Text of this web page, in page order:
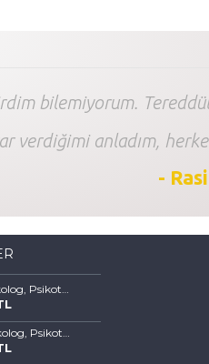
bilemiyorum.
verdiğimi anladım,
-
psk119 Psikolog, Psikoterapi ve Psikiyatri Merkezi, Terapi Odası Tablosu Sanatla Terapi
psk118 Psikolog, Psikoterapi ve Psikiyatri Merkezi, Terapi Odası Tablosu Sanatla Terapi